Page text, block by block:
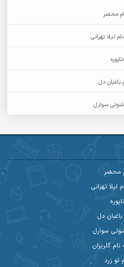
آوات یگانه
ابوالحسن جاویدان
محضر
لیلا تهرانی
باغبان دل
شوتی سوارل
محضر
تهرانی
دل
سوارل
گلریزان
تو زرد